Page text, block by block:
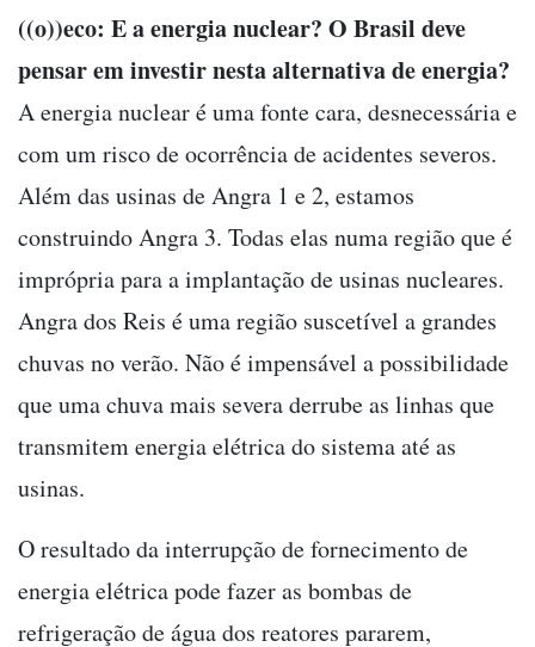
((o))eco: E a energia nuclear? O Brasil deve
pensar em investir nesta alternativa de energia?
A energia nuclear é uma fonte cara, desnecessária e
com um risco de ocorrência de acidentes severos.
Além das usinas de Angra 1 e 2, estamos
construindo Angra 3. Todas elas numa região que é
imprópria para a implantação de usinas nucleares.
Angra dos Reis é uma região suscetível a grandes
chuvas no verão. Não é impensável a possibilidade
que uma chuva mais severa derrube as linhas que
transmitem energia elétrica do sistema até as
usinas.
O resultado da interrupção de fornecimento de
energia elétrica pode fazer as bombas de
refrigeração de água dos reatores pararem,